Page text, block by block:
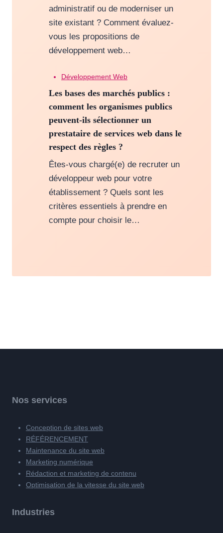
administratif ou de moderniser un
site existant ? Comment évaluez-
vous les propositions de
développement web…
Développement Web
Les bases des marchés publics :
comment les organismes publics
peuvent-ils sélectionner un
prestataire de services web dans le
respect des règles ?
Êtes-vous chargé(e) de recruter un
développeur web pour votre
établissement ? Quels sont les
critères essentiels à prendre en
compte pour choisir le…
Nos services
Conception de sites web
RÉFÉRENCEMENT
Maintenance du site web
Marketing numérique
Rédaction et marketing de contenu
Optimisation de la vitesse du site web
Industries